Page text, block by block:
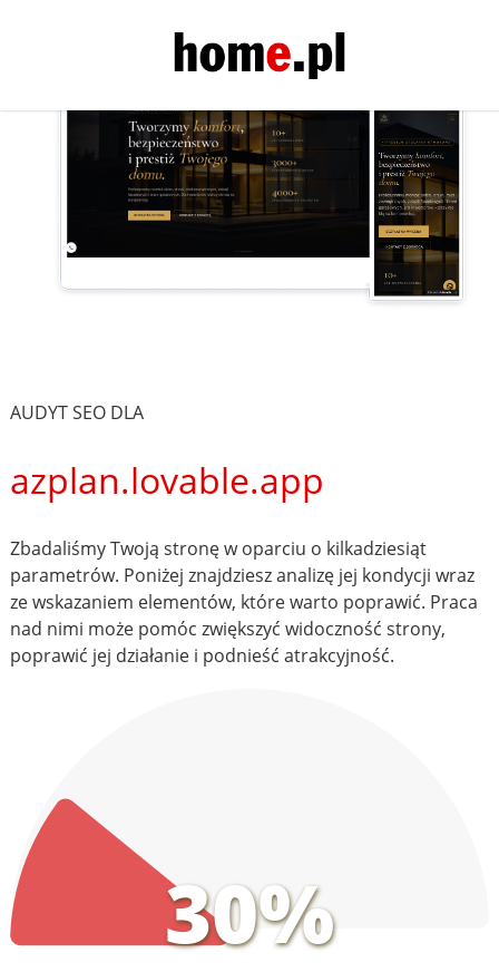
AUDYT SEO DLA
azplan.lovable.app
Zbadaliśmy Twoją stronę w oparciu o kilkadziesiąt
parametrów. Poniżej znajdziesz analizę jej kondycji wraz
ze wskazaniem elementów, które warto poprawić. Praca
nad nimi może pomóc zwiększyć widoczność strony,
poprawić jej działanie i podnieść atrakcyjność.
30%